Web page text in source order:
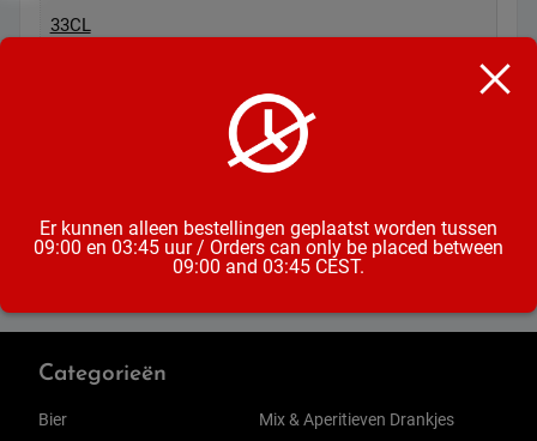
33CL
Categorieën
Bier
Mix & Aperitieven Drankjes
Er kunnen alleen bestellingen geplaatst worden tussen
09:00 en 03:45 uur / Orders can only be placed between
09:00 and 03:45 CEST.